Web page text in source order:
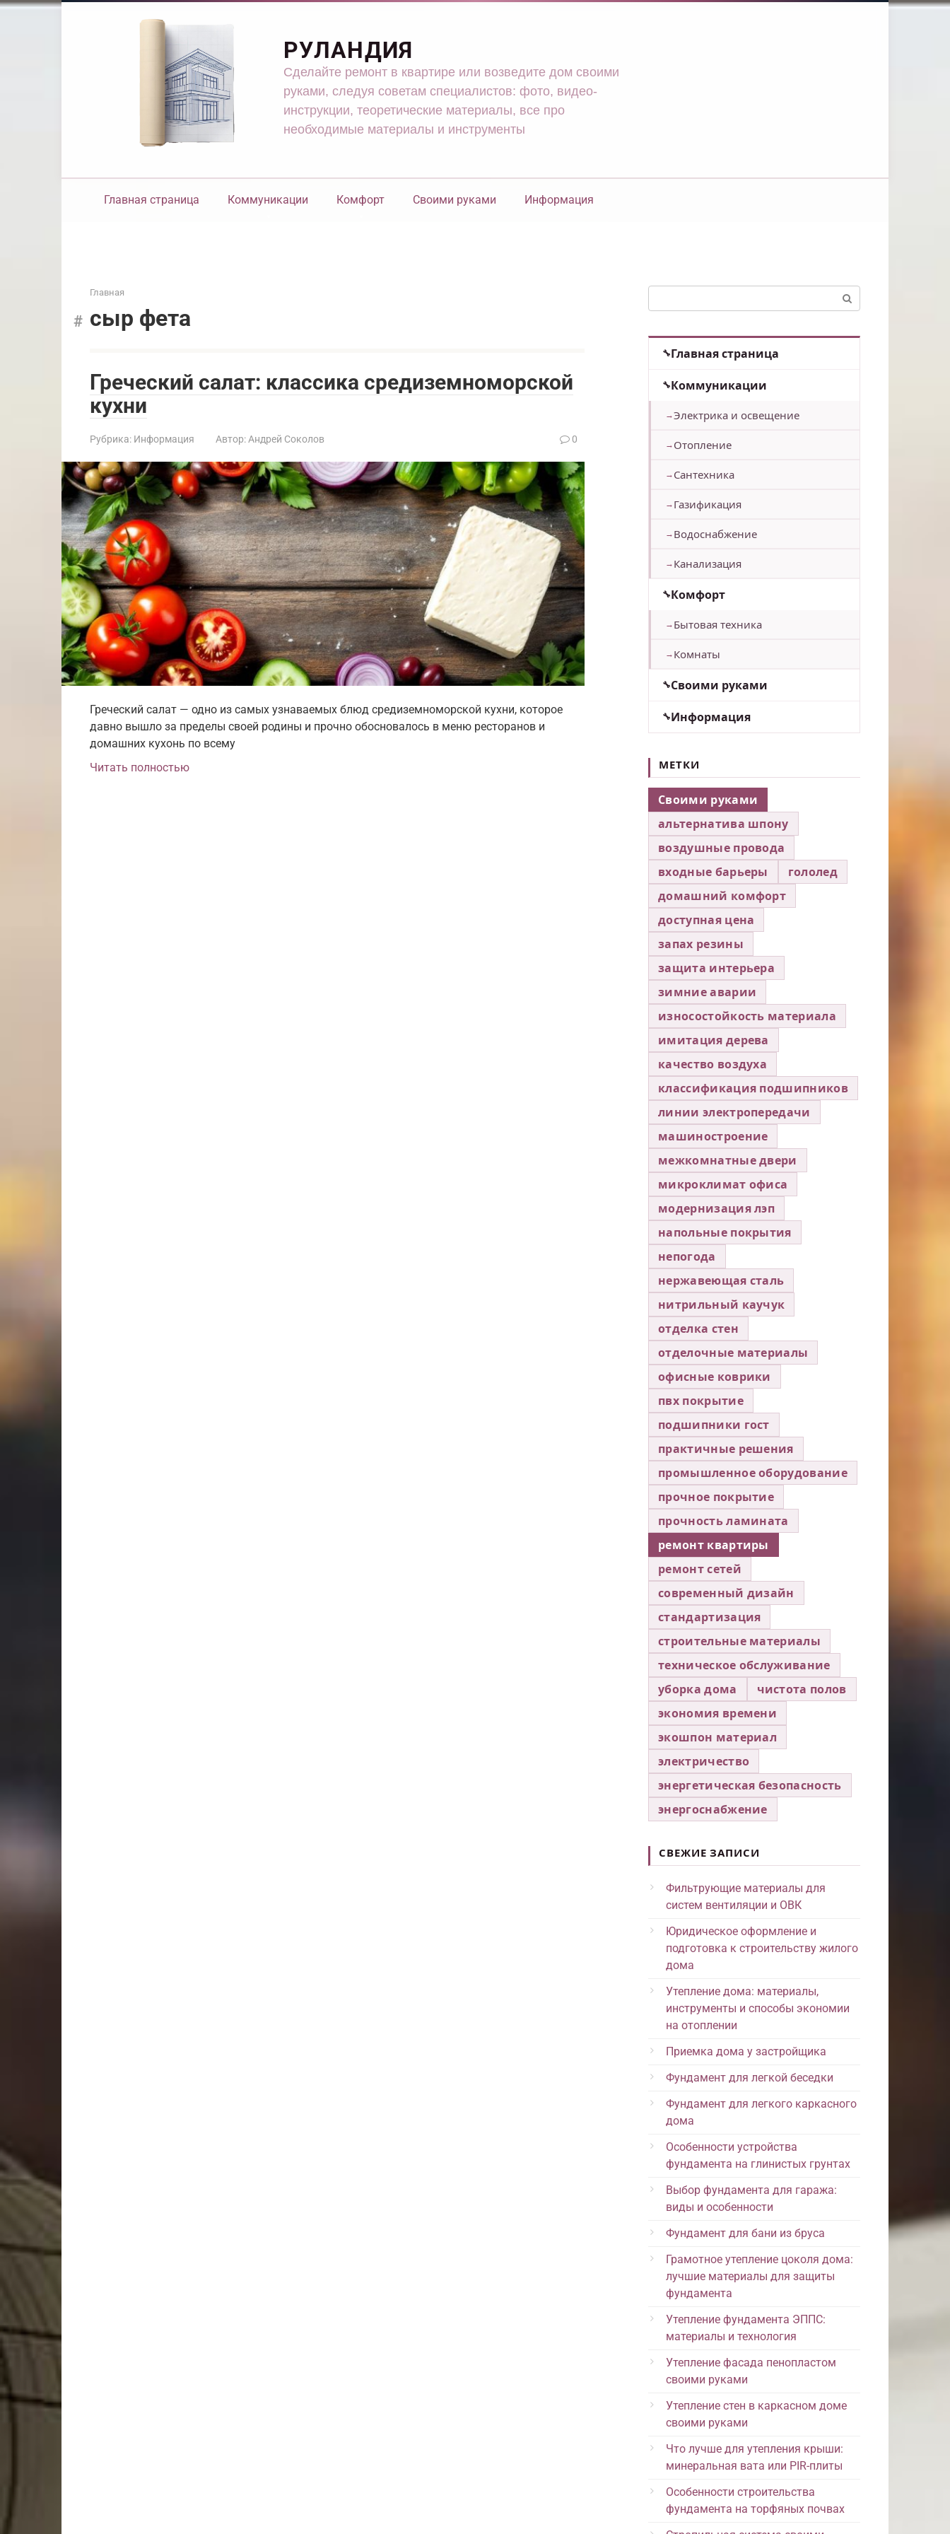
Перейти
РУЛАНДИЯ
Сделайте ремонт в квартире или возведите дом своими
руками, следуя советам специалистов: фото, видео-
инструкции, теоретические материалы, все про
необходимые материалы и инструменты
Главная страница Коммуникации Комфорт Своими руками Информация
Главная
сыр фета
Греческий салат: классика средиземноморской
кухни
Рубрика: Информация Автор: Андрей Соколов 0
Греческий салат — одно из самых узнаваемых блюд средиземноморской кухни, которое
давно вышло за пределы своей родины и прочно обосновалось в меню ресторанов и
домашних кухонь по всему
Читать полностью
Главная страница
Коммуникации
Электрика и освещение
Отопление
Сантехника
Газификация
Водоснабжение
Канализация
Комфорт
Бытовая техника
Комнаты
Своими руками
Информация
МЕТКИ
Своими руками
альтернатива шпону
воздушные провода
входные барьеры
гололед
домашний комфорт
доступная цена
запах резины
защита интерьера
зимние аварии
износостойкость материала
имитация дерева
качество воздуха
классификация подшипников
линии электропередачи
машиностроение
межкомнатные двери
микроклимат офиса
модернизация лэп
напольные покрытия
непогода
нержавеющая сталь
нитрильный каучук
отделка стен
отделочные материалы
офисные коврики
пвх покрытие
подшипники гост
практичные решения
промышленное оборудование
прочное покрытие
прочность ламината
ремонт квартиры
ремонт сетей
современный дизайн
стандартизация
строительные материалы
техническое обслуживание
уборка дома
чистота полов
экономия времени
экошпон материал
электричество
энергетическая безопасность
энергоснабжение
СВЕЖИЕ ЗАПИСИ
Фильтрующие материалы для
систем вентиляции и ОВК
Юридическое оформление и
подготовка к строительству жилого
дома
Утепление дома: материалы,
инструменты и способы экономии
на отоплении
Приемка дома у застройщика
Фундамент для легкой беседки
Фундамент для легкого каркасного
дома
Особенности устройства
фундамента на глинистых грунтах
Выбор фундамента для гаража:
виды и особенности
Фундамент для бани из бруса
Грамотное утепление цоколя дома:
лучшие материалы для защиты
фундамента
Утепление фундамента ЭППС:
материалы и технология
Утепление фасада пенопластом
своими руками
Утепление стен в каркасном доме
своими руками
Что лучше для утепления крыши:
минеральная вата или PIR-плиты
Особенности строительства
фундамента на торфяных почвах